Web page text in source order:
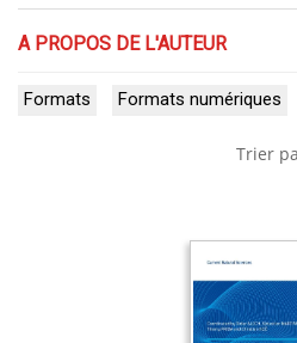
A PROPOS DE L'AUTEUR
Formats Formats numériques
Trier